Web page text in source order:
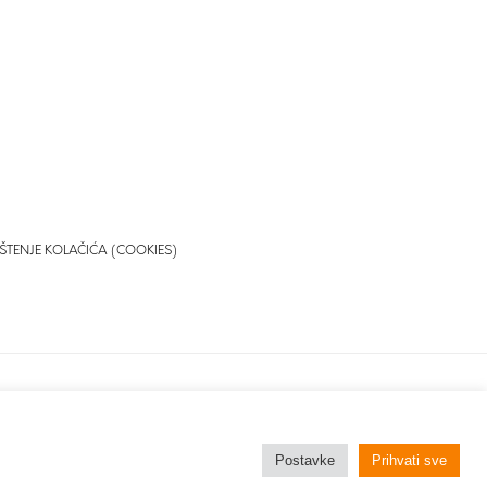
KOLAČIĆA (COOKIES)
Postavke Prihvati sve